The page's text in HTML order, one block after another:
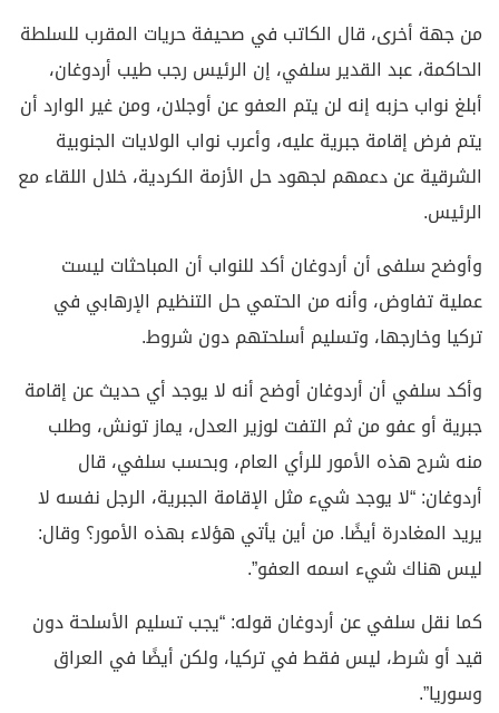
من جهة أخرى، قال الكاتب في صحيفة حريات المقرب للسلطة
الحاكمة، عبد القدير سلفي، إن الرئيس رجب طيب أردوغان،
أبلغ نواب حزبه إنه لن يتم العفو عن أوجلان، ومن غير الوارد أن
يتم فرض إقامة جبرية عليه، وأعرب نواب الولايات الجنوبية
الشرقية عن دعمهم لجهود حل الأزمة الكردية، خلال اللقاء مع
الرئيس.
وأوضح سلفى أن أردوغان أكد للنواب أن المباحثات ليست
عملية تفاوض، وأنه من الحتمي حل التنظيم الإرهابي في
تركيا وخارجها، وتسليم أسلحتهم دون شروط.
وأكد سلفي أن أردوغان أوضح أنه لا يوجد أي حديث عن إقامة
جبرية أو عفو من ثم التفت لوزير العدل، يماز تونش، وطلب
منه شرح هذه الأمور للرأي العام، وبحسب سلفي، قال
أردوغان: “لا يوجد شيء مثل الإقامة الجبرية، الرجل نفسه لا
يريد المغادرة أيضًا. من أين يأتي هؤلاء بهذه الأمور؟ وقال:
ليس هناك شيء اسمه العفو”.
كما نقل سلفي عن أردوغان قوله: “يجب تسليم الأسلحة دون
قيد أو شرط، ليس فقط في تركيا، ولكن أيضًا في العراق
وسوريا”.